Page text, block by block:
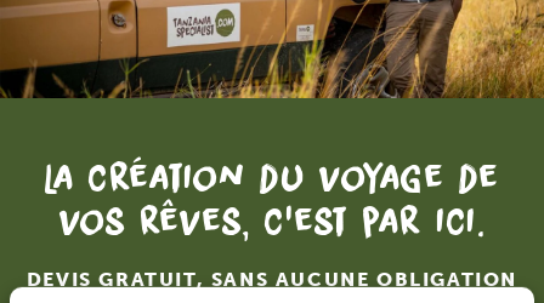
La création du voyage de
vos rêves, c'est par ici.
DEVIS GRATUIT, SANS AUCUNE OBLIGATION